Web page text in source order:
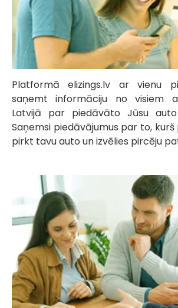
Platformā elizings.lv ar vienu
saņemt informāciju no visiem
Latvijā par piedāvāto Jūsu
Saņemsi piedāvājumus par to,
pirkt tavu auto un izvēlies pircēju